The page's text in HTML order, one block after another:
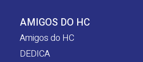
AMIGOS DO HC
Amigos do HC
DEDICA